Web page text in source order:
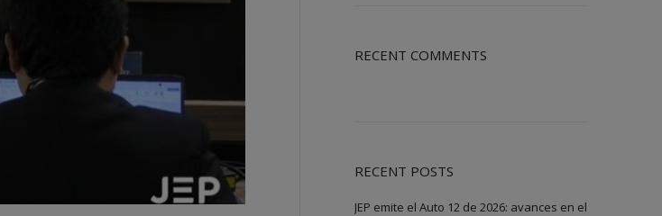
RECENT COMMENTS
RECENT POSTS
JEP emite el Auto 12 de 2026: avances en el